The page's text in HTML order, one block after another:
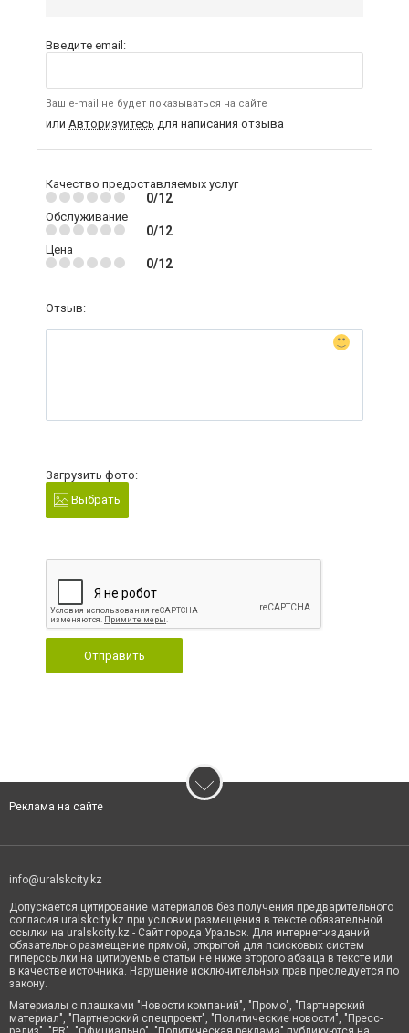
Введите email:
Ваш e-mail не будет показываться на сайте
или Авторизуйтесь для написания отзыва
Качество предоставляемых услуг
0/12
Обслуживание
0/12
Цена
0/12
Отзыв:
Загрузить фото:
Выбрать
Отправить
Реклама на сайте
info@uralskcity.kz
Допускается цитирование материалов без получения предварительного
согласия uralskcity.kz при условии размещения в тексте обязательной
ссылки на uralskcity.kz - Сайт города Уральск. Для интернет-изданий
обязательно размещение прямой, открытой для поисковых систем
гиперссылки на цитируемые статьи не ниже второго абзаца в тексте или
в качестве источника. Нарушение исключительных прав преследуется по
закону.
Материалы с плашками "Новости компаний", "Промо", "Партнерский
материал", "Партнерский спецпроект", "Политические новости", "Пресс-